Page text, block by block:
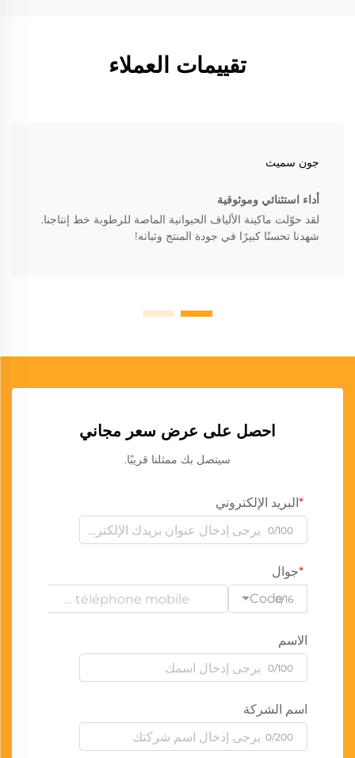
تقييمات العملاء
جون سميث
أداء استثنائي وموثوقية
لقد حوّلت ماكينة الألياف الحيوانية الماصة للرطوبة خط إنتاجنا.
شهدنا تحسنًا كبيرًا في جودة المنتج وثباته!
احصل على عرض سعر مجاني
سيتصل بك ممثلنا قريبًا.
البريد الإلكتروني
0/100
جوال
Code0/16
الاسم
0/100
اسم الشركة
0/200